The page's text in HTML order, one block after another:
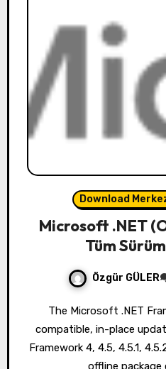
Download
Microsoft .NET
Tüm
Özgür GÜLER
The Microsoft .NET Framework 4.7 is a highly
compatible, in-place
Framework 4, 4.5, 4.5.1,
offline package